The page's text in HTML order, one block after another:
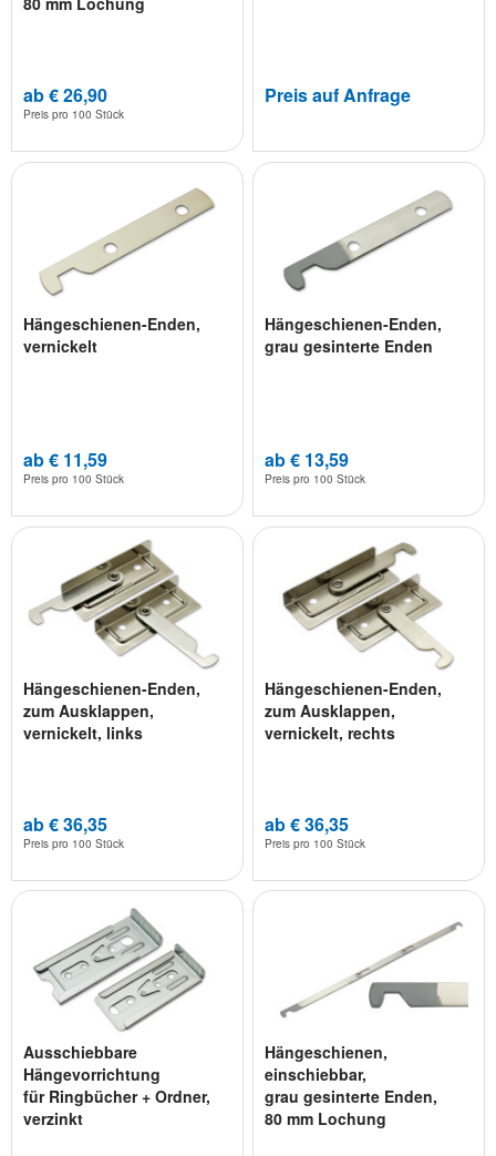
ab € 26,90
Preis pro 100 Stück
Preis auf Anfrage
Hängeschienen-Enden,
vernickelt
ab € 11,59
Preis pro 100 Stück
Hängeschienen-Enden,
grau gesinterte Enden
ab € 13,59
Preis pro 100 Stück
Hängeschienen-Enden,
zum Ausklappen,
vernickelt, links
ab € 36,35
Preis pro 100 Stück
Hängeschienen-Enden,
zum Ausklappen,
vernickelt, rechts
ab € 36,35
Preis pro 100 Stück
Ausschiebbare
Hängevorrichtung
für Ringbücher + Ordner,
verzinkt
Hängeschienen,
einschiebbar,
grau gesinterte Enden,
80 mm Lochung